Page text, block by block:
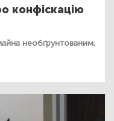
конфіскацію
необґрунтованим.